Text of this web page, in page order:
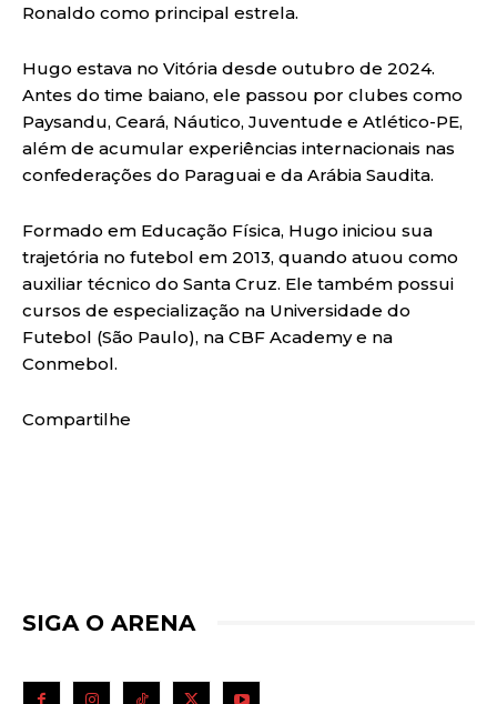
Ronaldo como principal estrela.
Hugo estava no Vitória desde outubro de 2024.
Antes do time baiano, ele passou por clubes como
Paysandu, Ceará, Náutico, Juventude e Atlético-PE,
além de acumular experiências internacionais nas
confederações do Paraguai e da Arábia Saudita.
Formado em Educação Física, Hugo iniciou sua
trajetória no futebol em 2013, quando atuou como
auxiliar técnico do Santa Cruz. Ele também possui
cursos de especialização na Universidade do
Futebol (São Paulo), na CBF Academy e na
Conmebol.
Compartilhe
SIGA O ARENA